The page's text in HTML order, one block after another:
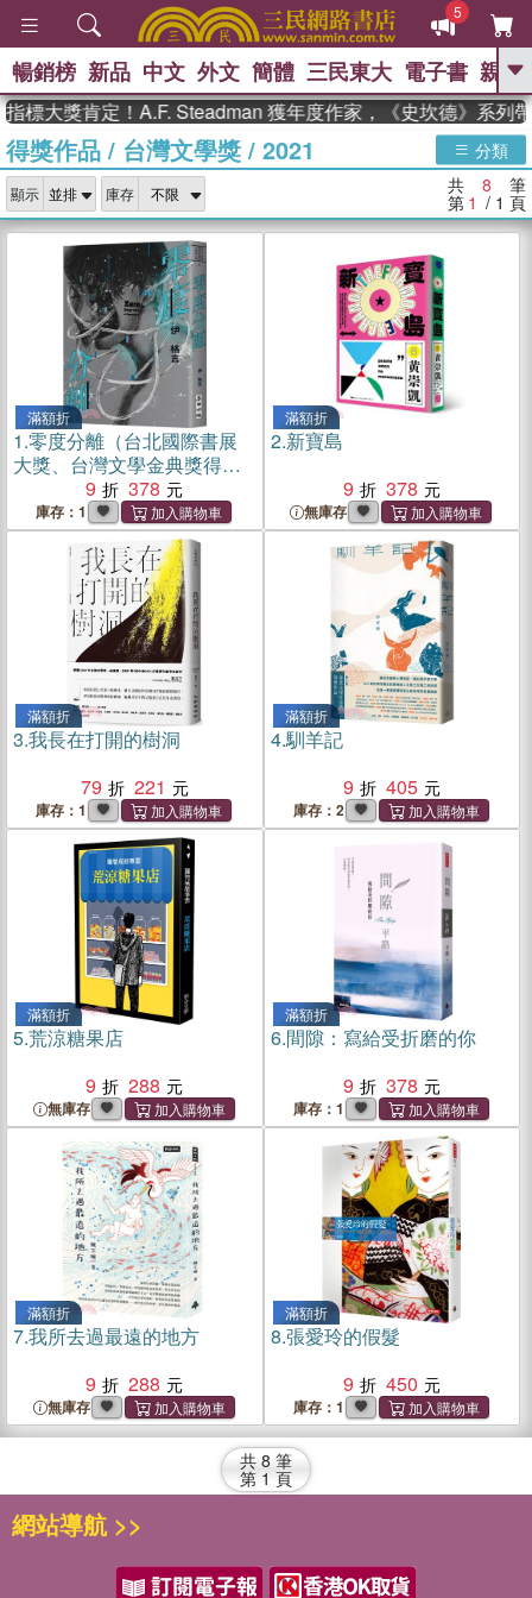
5
GO
熱搜： 東野圭吾 高希均教授回憶錄
、 The Odyssey 、 父親節 、 如果歷
國際布克
獎 臺灣漫遊錄 、 方念華 、 台灣的李
偉大的迷走神經
暢銷榜 新品 中文 外文 簡體 三民東大 電子書 親子
標大獎肯定！A.F. Steadman 獲年度作家，《史坎德》系列帶
得獎作品 / 台灣文學獎 / 2021 分類
顯示 庫存 共 8 筆
第 1 / 1 頁
滿額折
1.零度分離（台北國際書展
大獎、台灣文學金典獎得獎
9 378
庫存：1
滿額折
2.新寶島
9
378
無庫存
滿額折
3.我長在打開的樹洞
79
221
庫存：1
滿額折
4.馴羊記
9
405
庫存：2
滿額折
5.荒涼糖果店
9
288
無庫存
滿額折
6.間隙：寫給受折磨的你
9
378
庫存：1
滿額折
7.我所去過最遠的地方
9
288
無庫存
滿額折
8.張愛玲的假髮
9
450
庫存：1
共 8 筆
第 1 頁
網站導航 >>